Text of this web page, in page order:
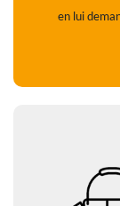
en lui